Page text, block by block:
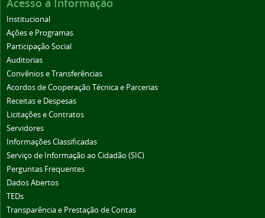
Acesso à Informação
Institucional
Ações e Programas
Participação Social
Auditorias
Convênios e Transferências
Acordos de Cooperação Técnica e Parcerias
Receitas e Despesas
Licitações e Contratos
Servidores
Informações Classificadas
Serviço de Informação ao Cidadão (SIC)
Perguntas Frequentes
Dados Abertos
TEDs
Transparência e Prestação de Contas